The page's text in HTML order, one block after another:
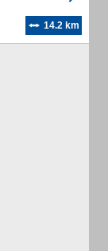
14.2 km